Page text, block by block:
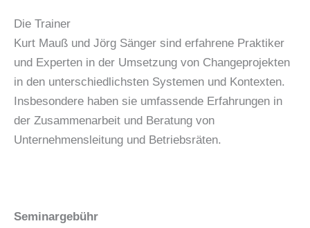
Die Trainer
Kurt Mauß und Jörg Sänger sind erfahrene Praktiker
und Experten in der Umsetzung von Changeprojekten
in den unterschiedlichsten Systemen und Kontexten.
Insbesondere haben sie umfassende Erfahrungen in
der Zusammenarbeit und Beratung von
Unternehmensleitung und Betriebsräten.
Seminargebühr